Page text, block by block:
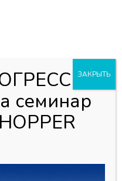
фурнитура
»
семинар
ЗАКРЫТЬ